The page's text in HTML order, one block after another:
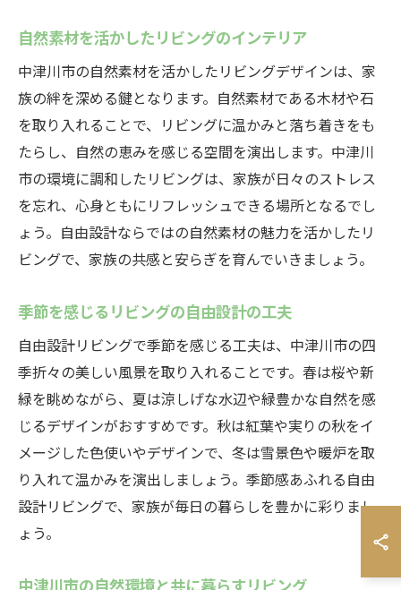
自然素材を活かしたリビングのインテリア
中津川市の自然素材を活かしたリビングデザインは、家
族の絆を深める鍵となります。自然素材である木材や石
を取り入れることで、リビングに温かみと落ち着きをも
たらし、自然の恵みを感じる空間を演出します。中津川
市の環境に調和したリビングは、家族が日々のストレス
を忘れ、心身ともにリフレッシュできる場所となるでし
ょう。自由設計ならではの自然素材の魅力を活かしたリ
ビングで、家族の共感と安らぎを育んでいきましょう。
季節を感じるリビングの自由設計の工夫
自由設計リビングで季節を感じる工夫は、中津川市の四
季折々の美しい風景を取り入れることです。春は桜や新
緑を眺めながら、夏は涼しげな水辺や緑豊かな自然を感
じるデザインがおすすめです。秋は紅葉や実りの秋をイ
メージした色使いやデザインで、冬は雪景色や暖炉を取
り入れて温かみを演出しましょう。季節感あふれる自由
設計リビングで、家族が毎日の暮らしを豊かに彩りまし
ょう。
中津川市の自然環境と共に暮らすリビング